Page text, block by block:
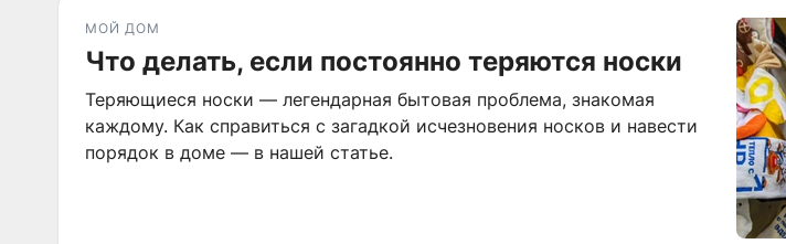
МОЙ ДОМ
Что делать, если постоянно теряются носки
Теряющиеся носки — легендарная бытовая проблема, знакомая
каждому. Как справиться с загадкой исчезновения носков и навести
порядок в доме — в нашей статье.